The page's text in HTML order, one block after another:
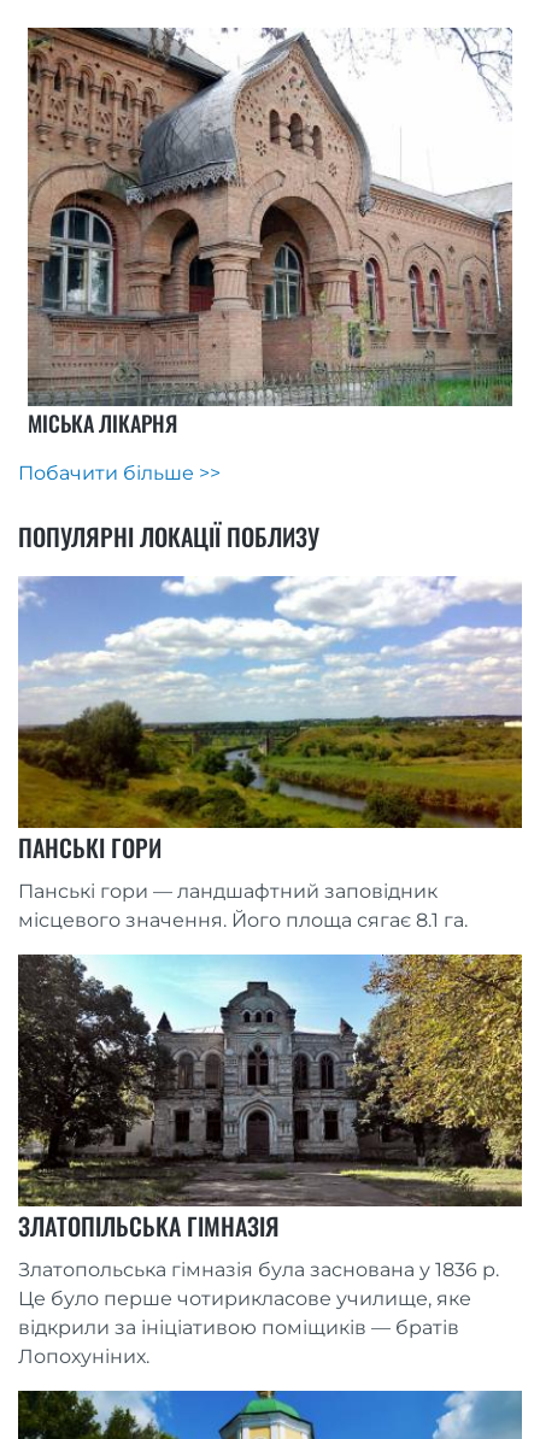
МІСЬКА ЛІКАРНЯ
Побачити більше >>
ПОПУЛЯРНІ ЛОКАЦІЇ ПОБЛИЗУ
ПАНСЬКІ ГОРИ
Панські гори — ландшафтний заповідник
місцевого значення. Його площа сягає 8.1 га.
ЗЛАТОПІЛЬСЬКА ГІМНАЗІЯ
Златопольська гімназія була заснована у 1836 р.
Це було перше чотирикласове училище, яке
відкрили за ініціативою поміщиків — братів
Лопохуніних.